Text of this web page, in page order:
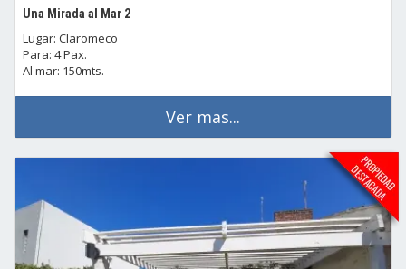
Una Mirada al Mar 2
Lugar: Claromeco
Para: 4 Pax.
Al mar: 150mts.
Ver mas...